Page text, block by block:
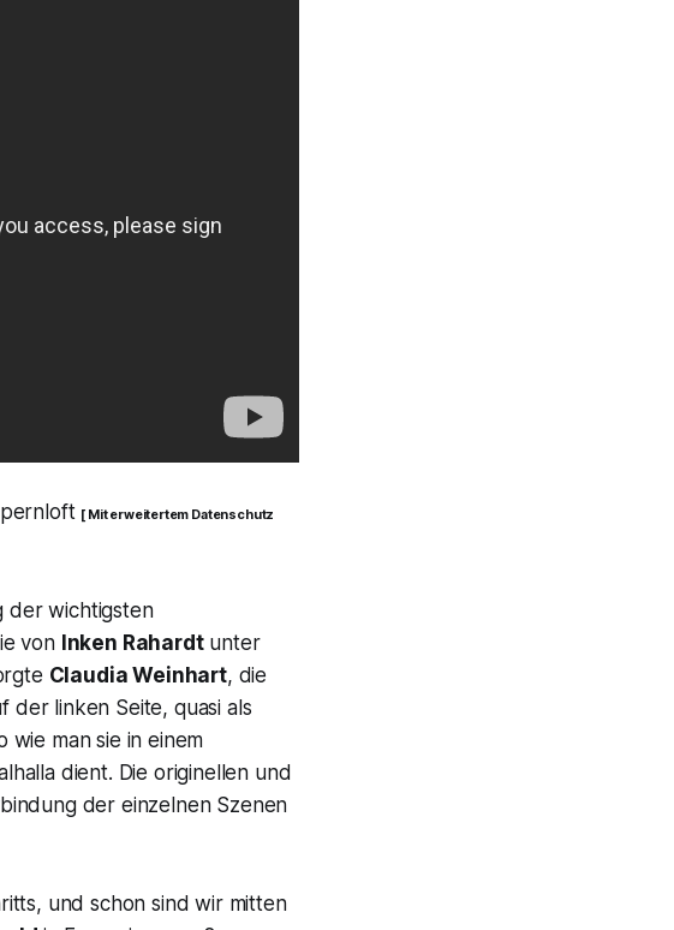
[ Mit erweitertem Datenschutz
der wichtigsten
von Inken Rahardtunter
Claudia Weinhart, die
der linken Seite, quasi als
wie man sie in einem
dient. Die originellen und
der einzelnen Szenen
und schon sind wir mitten